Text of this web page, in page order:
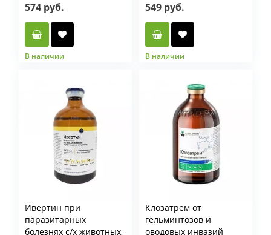
574 руб.
В наличии
549 руб.
В наличии
100 мл
Ивертин при
паразитарных
болезнях с/х животных,
Клозатрем от
гельминтозов и
оводовых инвазий